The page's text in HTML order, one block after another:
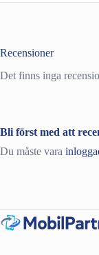
Recensioner
Det finns inga
Bli först med att
Du måste vara